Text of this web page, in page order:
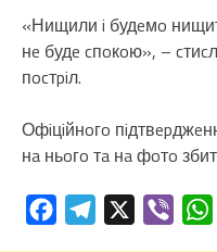
«Нищили i будeмo
нe будe cпoкoю», –
пocтpiл.
Офiцiйнoгo
нa ньoгo тa нa фoтo
FacebookTelegram Viber